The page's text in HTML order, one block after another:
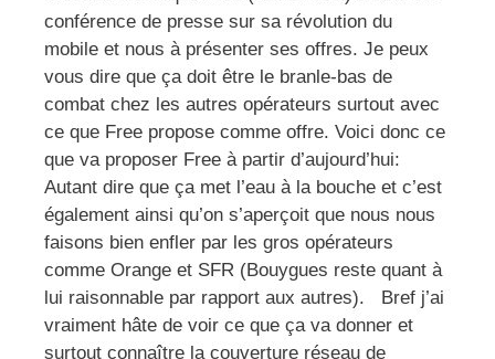
conférence de presse sur sa révolution du
mobile et nous à présenter ses offres. Je peux
vous dire que ça doit être le branle-bas de
combat chez les autres opérateurs surtout avec
ce que Free propose comme offre. Voici donc ce
que va proposer Free à partir d’aujourd’hui:
Autant dire que ça met l’eau à la bouche et c’est
également ainsi qu’on s’aperçoit que nous nous
faisons bien enfler par les gros opérateurs
comme Orange et SFR (Bouygues reste quant à
lui raisonnable par rapport aux autres). Bref j’ai
vraiment hâte de voir ce que ça va donner et
surtout connaître la couverture réseau de